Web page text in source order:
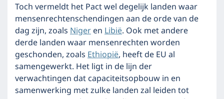
Toch vermeldt het Pact wel degelijk landen waar
mensenrechtenschendingen aan de orde van de
dag zijn, zoalsNigerenLibië. Ook met andere
derde landen waar mensenrechten worden
geschonden, zoalsEthiopië, heeft de EU al
samengewerkt. Het ligt in de lijn der
verwachtingen dat capaciteitsopbouw in en
samenwerking met zulke landen zal leiden tot